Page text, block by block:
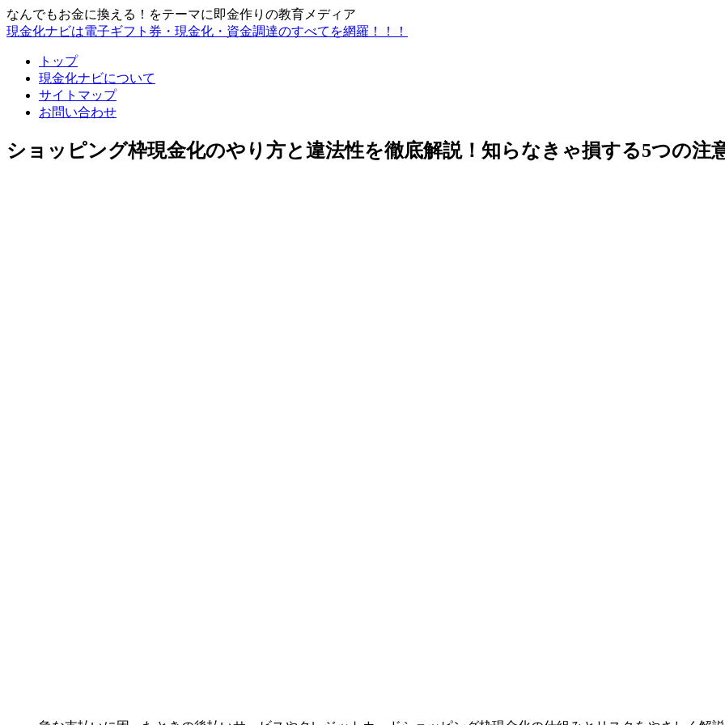
なんでもお金に換える！をテーマに即金作りの教育メディア
現金化ナビは電子ギフト券・現金化・資金調達のすべてを網羅！！！
トップ
現金化ナビについて
サイトマップ
お問い合わせ
ショッピング枠現金化のやり方と違法性を徹底解説！知らなきゃ損する5つの注